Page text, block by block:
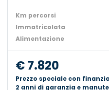
Km percorsi
Immatricolata
Alimentazione
€ 7.820
Prezzo speciale con
2 anni di garanzia e